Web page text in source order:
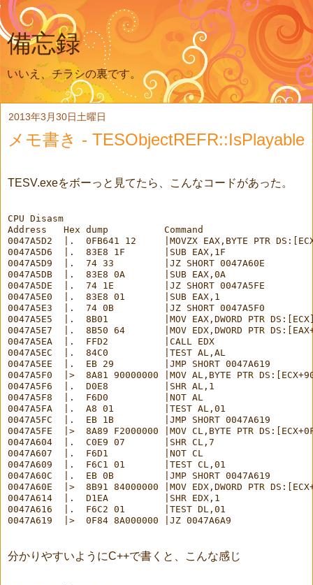
備忘録
いいえ、チラシの裏です。
2013年3月30日土曜日
メモ書き - TESObjectREFR::IsPlayable
TESV.exeをボーっと見てたら、こんなコードがあった。
CPU Disasm
Address   Hex dump          Command
0047A5D2  |.  0FB641 12     |MOVZX EAX,BYTE PTR
0047A5D6  |.  83E8 1F       |SUB EAX,1F
0047A5D9  |.  74 33         |JZ SHORT 0047A60E
0047A5DB  |.  83E8 0A       |SUB EAX,0A
0047A5DE  |.  74 1E         |JZ SHORT 0047A5FE
0047A5E0  |.  83E8 01       |SUB EAX,1
0047A5E3  |.  74 0B         |JZ SHORT 0047A5F0
0047A5E5  |.  8B01          |MOV EAX,DWORD PTR
0047A5E7  |.  8B50 64       |MOV EDX,DWORD PTR
0047A5EA  |.  FFD2          |CALL EDX
0047A5EC  |.  84C0          |TEST AL,AL
0047A5EE  |.  EB 29         |JMP SHORT 0047A619
0047A5F0  |>  8A81 90000000 |MOV AL,BYTE PTR
0047A5F6  |.  D0E8          |SHR AL,1
0047A5F8  |.  F6D0          |NOT AL
0047A5FA  |.  A8 01         |TEST AL,01
0047A5FC  |.  EB 1B         |JMP SHORT 0047A619
0047A5FE  |>  8A89 F2000000 |MOV CL,BYTE PTR
0047A604  |.  C0E9 07       |SHR CL,7
0047A607  |.  F6D1          |NOT CL
0047A609  |.  F6C1 01       |TEST CL,01
0047A60C  |.  EB 0B         |JMP SHORT 0047A619
0047A60E  |>  8B91 84000000 |MOV EDX,DWORD PTR
0047A614  |.  D1EA          |SHR EDX,1
0047A616  |.  F6C2 01       |TEST DL,01
分かりやすいようにC++で書くと、こんな感じ